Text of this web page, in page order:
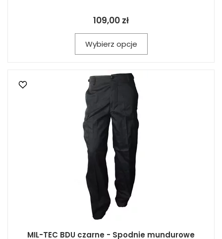
109,00 zł
Wybierz opcje
MIL-TEC BDU czarne - Spodnie mundurowe